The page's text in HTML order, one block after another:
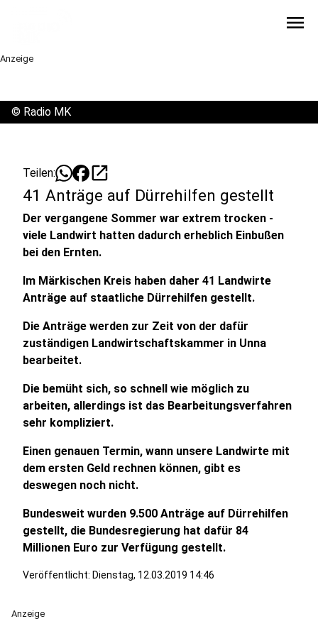
menu
Anzeige
© Radio MK
Teilen: open_in_new
41 Anträge auf Dürrehilfen gestellt
Der vergangene Sommer war extrem trocken -
viele Landwirt hatten dadurch erheblich Einbußen
bei den Ernten.
Im Märkischen Kreis haben daher 41 Landwirte
Anträge auf staatliche Dürrehilfen gestellt.
Die Anträge werden zur Zeit von der dafür
zuständigen Landwirtschaftskammer in Unna
bearbeitet.
Die bemüht sich, so schnell wie möglich zu
arbeiten, allerdings ist das Bearbeitungsverfahren
sehr kompliziert.
Einen genauen Termin, wann unsere Landwirte mit
dem ersten Geld rechnen können, gibt es
deswegen noch nicht.
Bundesweit wurden 9.500 Anträge auf Dürrehilfen
gestellt, die Bundesregierung hat dafür 84
Millionen Euro zur Verfügung gestellt.
Veröffentlicht: Dienstag, 12.03.2019 14:46
Anzeige